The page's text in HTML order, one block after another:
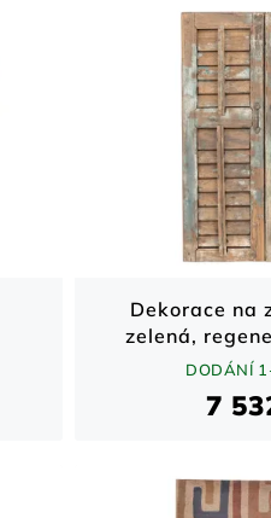
Dekorace na
zelená,
DODÁNÍ
7